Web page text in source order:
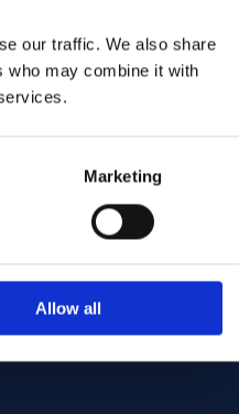
our traffic. We also share
who may combine it with
Marketing
Allow all